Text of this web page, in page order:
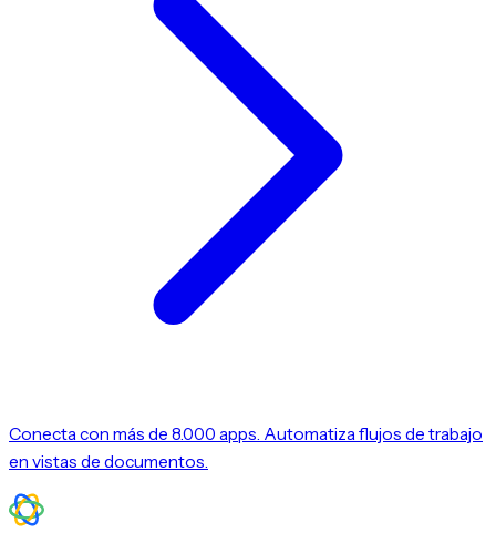
Conecta con más de 8.000 apps. Automatiza flujos de trabajo
en vistas de documentos.